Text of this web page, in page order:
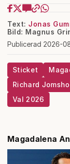
Text: Jonas
Bild: Magnus
Publicerad 2026-
Sticket
Richard
Val 2026
Magadalena